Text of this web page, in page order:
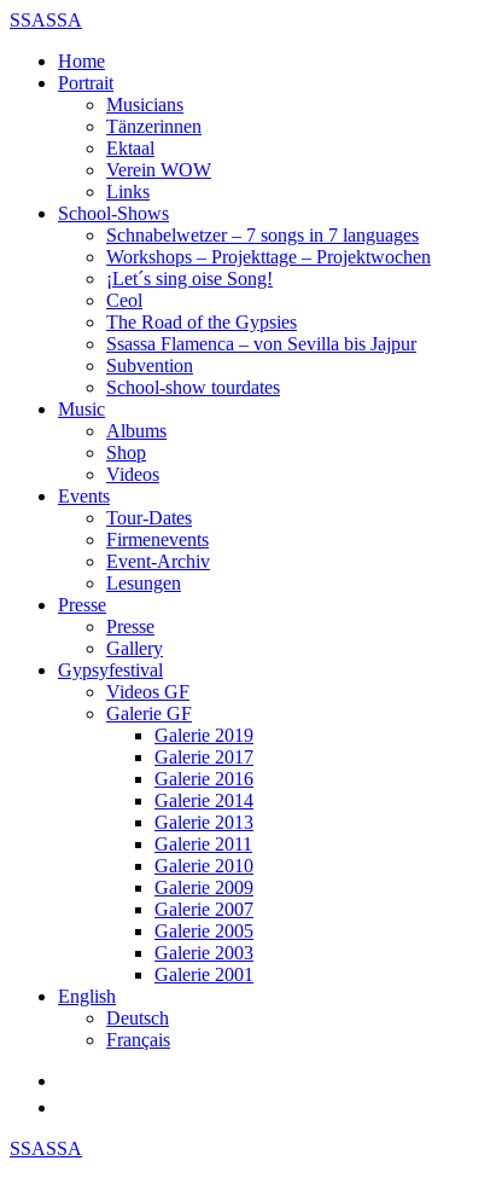
SSASSA
Home
Portrait
Musicians
Tänzerinnen
Ektaal
Verein WOW
Links
School-Shows
Schnabelwetzer – 7 songs in 7 languages
Workshops – Projekttage – Projektwochen
¡Let´s sing oise Song!
Ceol
The Road of the Gypsies
Ssassa Flamenca – von Sevilla bis Jajpur
Subvention
School-show tourdates
Music
Albums
Shop
Videos
Events
Tour-Dates
Firmenevents
Event-Archiv
Lesungen
Presse
Presse
Gallery
Gypsyfestival
Videos GF
Galerie GF
Galerie 2019
Galerie 2017
Galerie 2016
Galerie 2014
Galerie 2013
Galerie 2011
Galerie 2010
Galerie 2009
Galerie 2007
Galerie 2005
Galerie 2003
Galerie 2001
English
Deutsch
Français
SSASSA